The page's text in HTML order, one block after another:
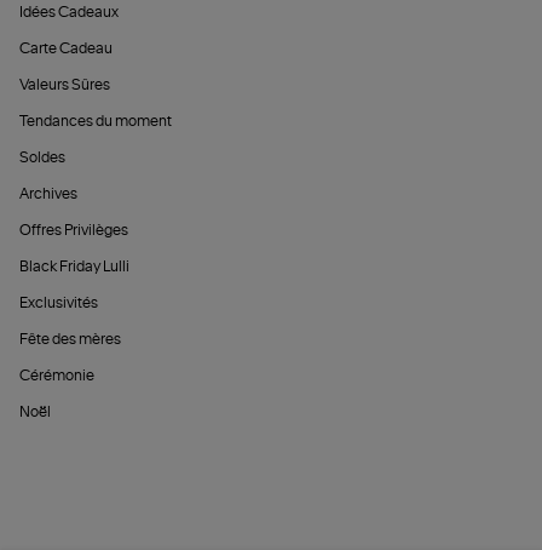
Idées Cadeaux
Carte Cadeau
Valeurs Sûres
Tendances du moment
Soldes
Archives
Offres Privilèges
Black Friday Lulli
Exclusivités
Fête des mères
Cérémonie
Noël